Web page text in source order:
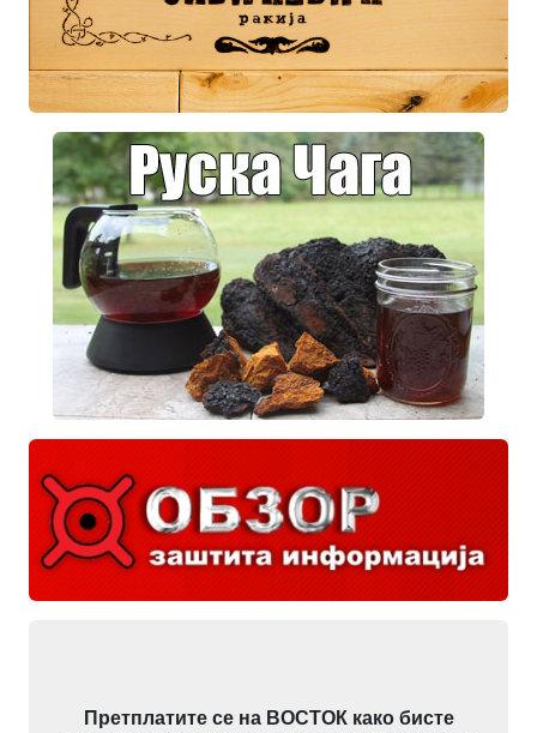
Претплатите се на ВОСТОК како бисте